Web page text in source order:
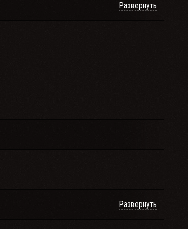
Развернуть
Развернуть